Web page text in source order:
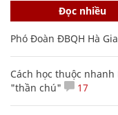
Đọc nhiều
Phó Đoàn ĐBQH Hà
Cách học thuộc
"thần chú"
17